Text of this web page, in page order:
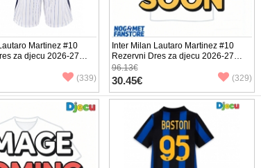
Martinez #10
za djecu 2026-27
(+ Kratke hlače)
(339)
Inter Milan Lautaro Martinez #10
Rezervni Dres za djecu 2026-27
Kratak Rukav (+ Kratke hlače)
96.13€
30.45€ (329)